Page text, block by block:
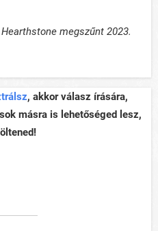
megszűnt 2023.
, akkor válasz írására,
másra is lehetőséged lesz,